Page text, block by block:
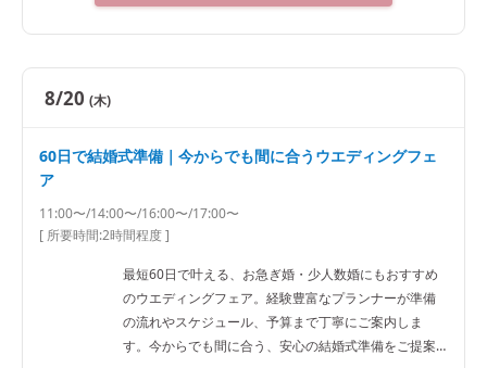
8/20 (木)
60日で結婚式準備｜今からでも間に合うウエディングフェ
ア
11:00〜/14:00〜/16:00〜/17:00〜
[ 所要時間:2時間程度]
最短60日で叶える、お急ぎ婚・少人数婚にもおすすめ
のウエディングフェア。経験豊富なプランナーが準備
の流れやスケジュール、予算まで丁寧にご案内しま
す。今からでも間に合う、安心の結婚式準備をご提案